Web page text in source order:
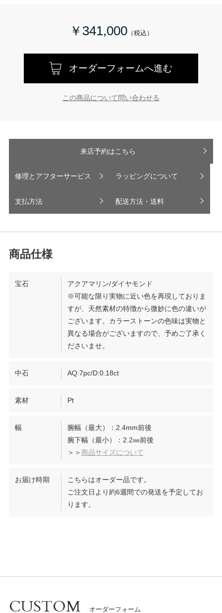
￥341,000
オーダーフォームへ進む
この商品について問い合わせる
来店予約はこちら
修理とアフターサービス ラッピングについて
支払方法 配送方法・送料
宝石
アクアマリン/ダイヤモンド
※可能な限り実物に近い色を再現しておりま
すが、天然素材の特徴から微妙に色の違いが
ございます。カラーストーンの色味は実物と
異なる場合がございますので、予めご了承く
ださいませ。
中石 AQ:7pc/D:0.18ct
素材 Pt
幅
腕幅（最大）：2.4mm前後
腕下幅（最小）：2.2㎜前後
＞＞商品サイズについて
お届け時期
こちらはオーダー品です。
ご注文日より約6週間での発送を予定してお
ります。
CUSTOM